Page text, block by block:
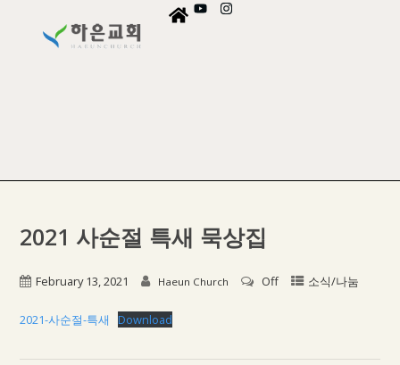
2021 사순절 특새 묵상집
February 13, 2021 Haeun Church Off 소식/나눔
2021-사순절-특새 Download